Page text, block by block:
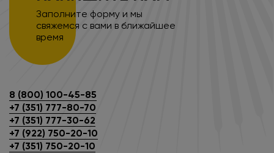
Заполните форму и мы
свяжемся с вами в ближайшее
время
8 (800) 100-45-85
+7 (351) 777-80-70
+7 (351) 777-30-62
+7 (922) 750-20-10
+7 (351) 750-20-10